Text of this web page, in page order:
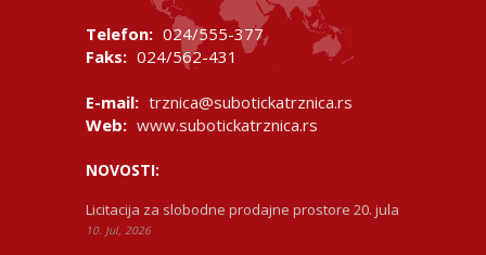
Telefon: 024/555-377
Faks: 024/562-431
E-mail: trznica@subotickatrznica.rs
Web: www.subotickatrznica.rs
NOVOSTI:
Licitacija za slobodne prodajne prostore 20. jula
10. Jul, 2026